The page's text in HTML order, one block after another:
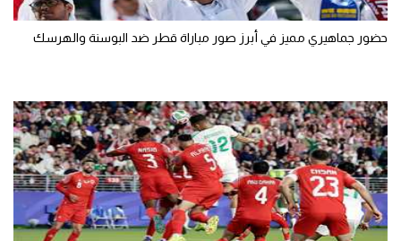
الوطن العربي
آسيا
أمريكا
ركن الألعاب
حضور جماهيري مميز في أبرز صور مباراة قطر ضد البوسنة والهرسك